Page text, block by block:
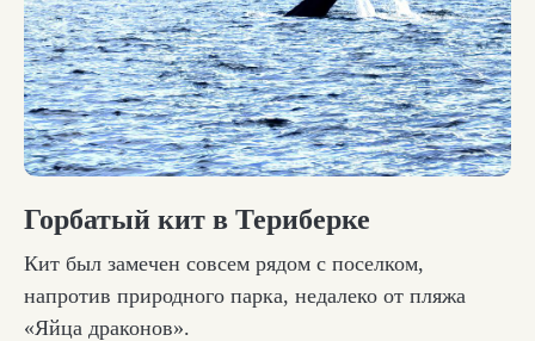
Горбатый кит в Териберке
Кит был замечен совсем рядом с поселком,
напротив природного парка, недалеко от пляжа
«Яйца драконов».